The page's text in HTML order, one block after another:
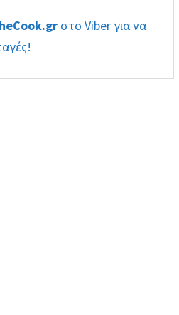
στο Viber για να